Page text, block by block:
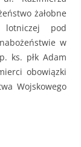
żałobne
lotniczej pod
w
ks. płk Adam
obowiązki
Wojskowego